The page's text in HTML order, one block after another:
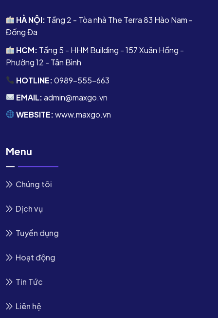
HÀ NỘI: Tầng 2 - Tòa nhà The Terra 83 Hào Nam -
Đống Đa
HCM: Tầng 5 - HHM Building - 157 Xuân Hồng -
Phường 12 - Tân Bình
HOTLINE:0989-555-663
EMAIL:admin@maxgo.vn
WEBSITE:www.maxgo.vn
Menu
Chúng tôi
Dịch vụ
Tuyển dụng
Hoạt động
Tin Tức
Liên hệ